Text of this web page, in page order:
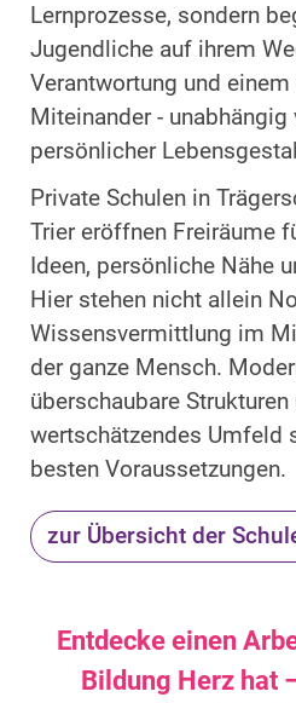
Lernprozesse, sondern
Jugendliche auf ihrem
Verantwortung und
Miteinander -
persönlicher
Private Schulen in
Trier eröffnen Freiräume
Ideen, persönliche Nähe
Hier stehen nicht allein
Wissensvermittlung im
der ganze Mensch.
überschaubare Strukturen
wertschätzendes Umfeld
besten Voraussetzungen.
zur Übersicht der
Entdecke einen
Bildung Herz hat